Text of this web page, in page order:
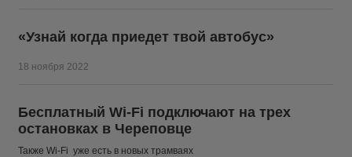
«Узнай когда приедет твой автобус»
18 ноября 2022
Бесплатный Wi-Fi подключают на трех
остановках в Череповце
Также Wi-Fi уже есть в новых трамваях